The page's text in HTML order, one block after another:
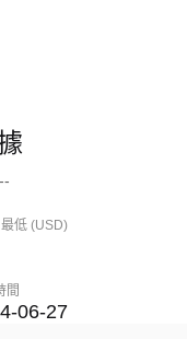
低 (USD)
間
06-27